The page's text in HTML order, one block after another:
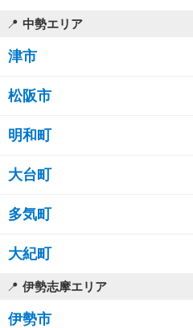
中勢エリア
津市
松阪市
明和町
大台町
多気町
大紀町
伊勢志摩エリア
伊勢市